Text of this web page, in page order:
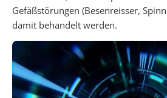
Gefäßstörungen (Besenreisser,
damit behandelt werden.